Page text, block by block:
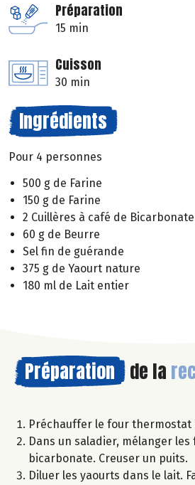
Préparation
15 min
Cuisson
30 min
Ingrédients
Pour 4 personnes
500 g de Farine
150 g de Farine
2 Cuillères à café de Bicarbonate
60 g de Beurre
Sel fin de guérande
375 g de Yaourt nature
180 ml de Lait entier
Préparation de la
Préchauffer le four thermostat
Dans un saladier, mélanger
bicarbonate. Creuser un puits.
Diluer les yaourts dans le lait.